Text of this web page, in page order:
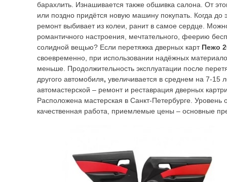
барахлить. Изнашивается также обшивка салона. От
или поздно придётся новую машину покупать. Когда до
ремонт выбивает из колеи, ранит в самое сердце.
романтичного настроения, мечтательного, феерию
солидной вещью? Если перетяжка дверных картПежо
своевременно, при использовании надёжных
меньше. Продолжительность эксплуатации после
другого автомобиля, увеличивается в среднем на 7-15
автомастерской – ремонт и реставрация дверных
Расположена мастерская в Санкт-Петербурге. Уровень
качественная работа, приемлемые цены – основные